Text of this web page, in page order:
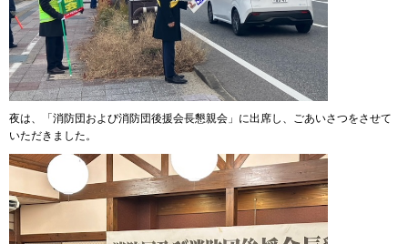
夜は、「消防団および消防団後援会長懇親会」に出席し、ごあいさつをさせて
いただきました。